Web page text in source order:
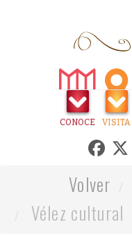
CONOCE VISITA
Volver
Vélez cultural